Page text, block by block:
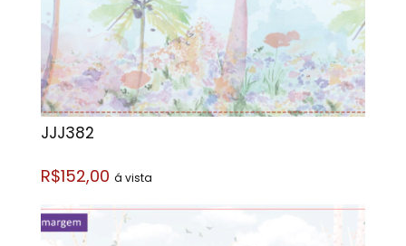
JJJ382
R$152,00 á vista